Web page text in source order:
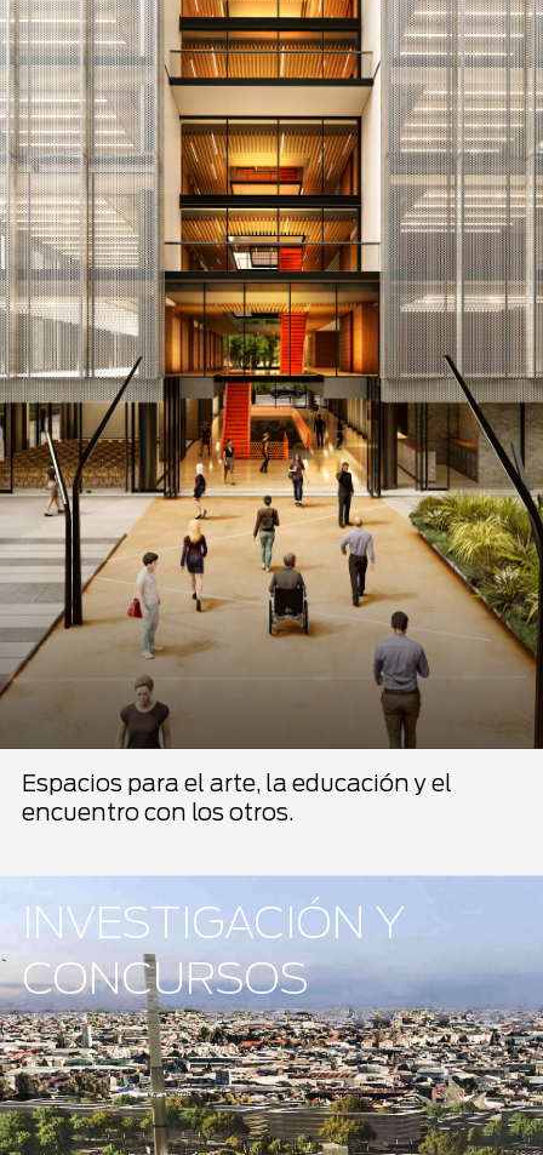
Espacios para el arte, la educación y el
encuentro con los otros.
INVESTIGACIÓN Y
CONCURSOS